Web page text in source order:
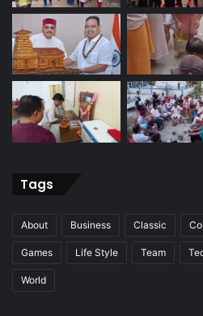
Tags
About Business Classic
Games Life Style Team
World